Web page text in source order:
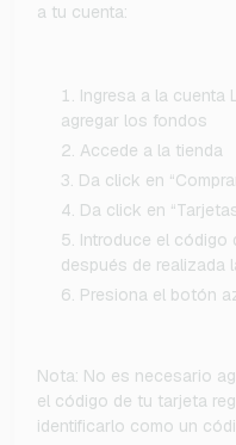
a tu cuenta:
Ingresa a la cuenta
agregar los fondos
Accede a la tienda
Da click en
Da click en
Introduce el código
después de realizada
Presiona el botón
Nota: No es necesario
el código de tu tarjeta
identificarlo como un